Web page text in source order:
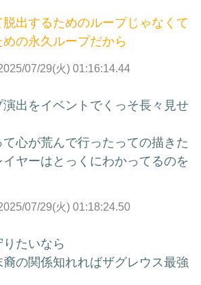
出するためのループじゃなくて
の永久ループだから
07/29(火) 01:16:14.44
演出をイベントでくっそ長々見せ
心が荒んで行ったっての描きた
ヤーはとっくにわかってるのを
07/29(火) 01:18:24.50
たいなら
の関係知れればザグレウス最強